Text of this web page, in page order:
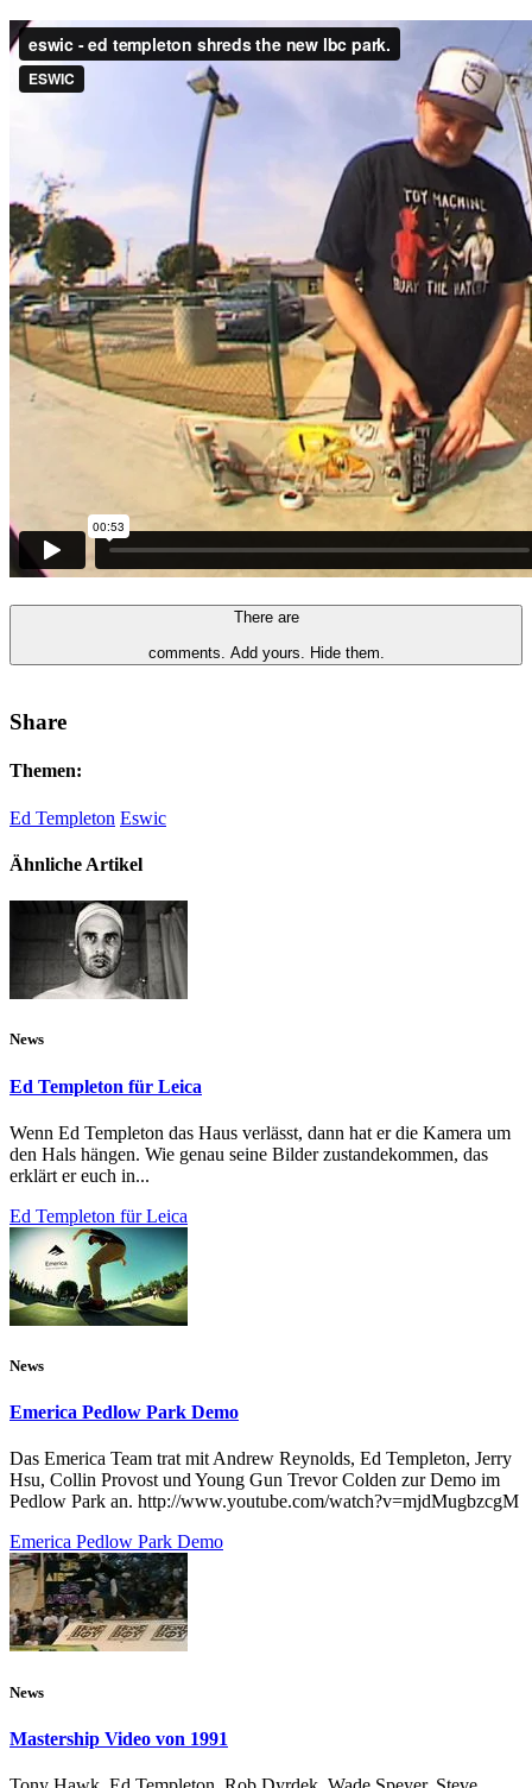
There are
comments. Add yours. Hide them.
Share
Themen:
Ed Templeton Eswic
Ähnliche Artikel
News
Ed Templeton für Leica
Wenn Ed Templeton das Haus verlässt, dann hat er die Kamera um
den Hals hängen. Wie genau seine Bilder zustandekommen, das
erklärt er euch in...
Ed Templeton für Leica
News
Emerica Pedlow Park Demo
Das Emerica Team trat mit Andrew Reynolds, Ed Templeton, Jerry
Hsu, Collin Provost und Young Gun Trevor Colden zur Demo im
Pedlow Park an. http://www.youtube.com/watch?v=mjdMugbzcgM
Emerica Pedlow Park Demo
News
Mastership Video von 1991